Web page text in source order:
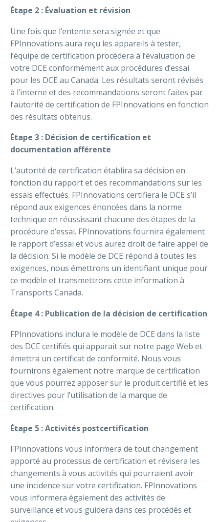
Étape 2 : Évaluation et révision
Une fois que l’entente sera signée et que
FPInnovations aura reçu les appareils à tester,
l’équipe de certification procédera à l’évaluation de
votre DCE conformément aux procédures d’essai
pour les DCE au Canada. Les résultats seront révisés
à l’interne et des recommandations seront faites par
l’autorité de certification de FPInnovations en fonction
des résultats obtenus.
Étape 3 : Décision de certification et
documentation afférente
L’autorité de certification établira sa décision en
fonction du rapport et des recommandations sur les
essais effectués. FPInnovations certifiera le DCE s’il
répond aux exigences énoncées dans la norme
technique en réussissant chacune des étapes de la
procédure d’essai. FPInnovations fournira également
le rapport d’essai et vous aurez droit de faire appel de
la décision. Si le modèle de DCE répond à toutes les
exigences, nous émettrons un identifiant unique pour
ce modèle et transmettrons cette information à
Transports Canada.
Étape 4 : Publication de la décision de certification
FPInnovations inclura le modèle de DCE dans la liste
des DCE certifiés qui apparait sur notre page Web et
émettra un certificat de conformité. Nous vous
fournirons également notre marque de certification
que vous pourrez apposer sur le produit certifié et les
directives pour l’utilisation de la marque de
certification.
Étape 5 : Activités postcertification
FPInnovations vous informera de tout changement
apporté au processus de certification et révisera les
changements à vous activités qui pourraient avoir
une incidence sur votre certification. FPInnovations
vous informera également des activités de
surveillance et vous guidera dans ces procédés et